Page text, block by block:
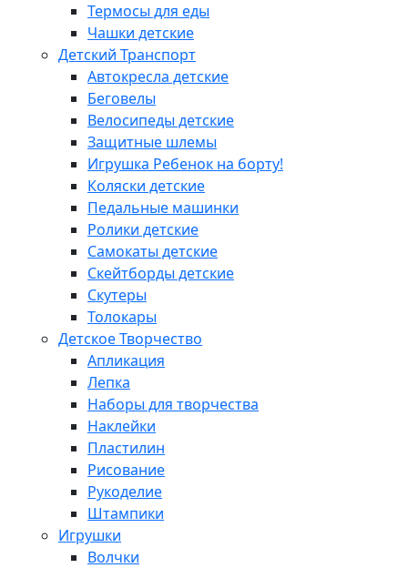
Термосы для еды
Чашки детские
Детский Транспорт
Автокресла детские
Беговелы
Велосипеды детские
Защитные шлемы
Игрушка Ребенок на борту!
Коляски детские
Педальные машинки
Ролики детские
Самокаты детские
Скейтборды детские
Скутеры
Толокары
Детское Творчество
Апликация
Лепка
Наборы для творчества
Наклейки
Пластилин
Рисование
Рукоделие
Штампики
Игрушки
Волчки